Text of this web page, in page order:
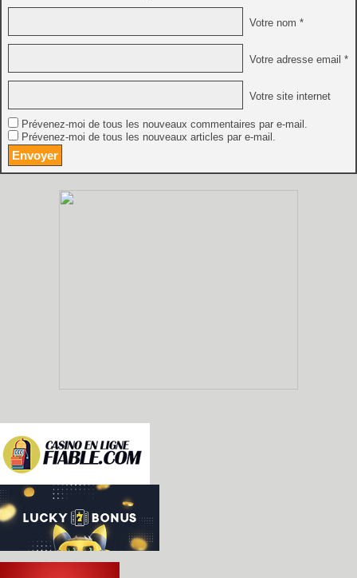
Votre nom *
Votre adresse email *
Votre site internet
Prévenez-moi de tous les nouveaux commentaires par e-mail.
Prévenez-moi de tous les nouveaux articles par e-mail.